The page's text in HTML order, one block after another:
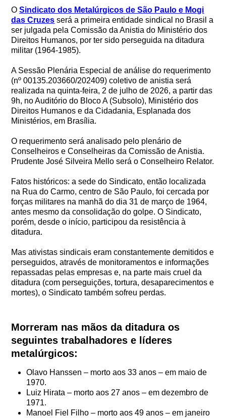
OSindicato dos Metalúrgicos de São Paulo e Mogi
das Cruzes será a primeira entidade sindical no Brasil a
ser julgada pela Comissão da Anistia do Ministério dos
Direitos Humanos, por ter sido perseguida na ditadura
militar (1964-1985).
A Sessão Plenária Especial de análise do requerimento
(nº 00135.203660/202409) coletivo de anistia será
realizada na quinta-feira, 2 de julho de 2026, a partir das
9h, no Auditório do Bloco A (Subsolo), Ministério dos
Direitos Humanos e da Cidadania, Esplanada dos
Ministérios, em Brasília.
O requerimento será analisado pelo plenário de
Conselheiros e Conselheiras da Comissão de Anistia.
Prudente José Silveira Mello será o Conselheiro Relator.
Fatos históricos: a sede do Sindicato, então localizada
na Rua do Carmo, centro de São Paulo, foi cercada por
forças militares na manhã do dia 31 de março de 1964,
antes mesmo da consolidação do golpe. O Sindicato,
porém, desde o início, participou da resistência à
ditadura.
Mas ativistas sindicais eram constantemente demitidos e
perseguidos, através de monitoramentos e informações
repassadas pelas empresas e, na parte mais cruel da
ditadura (com perseguições, tortura, desaparecimentos e
mortes), o Sindicato também sofreu perdas.
Morreram nas mãos da ditadura os
seguintes trabalhadores e líderes
metalúrgicos:
Olavo Hanssen – morto aos 33 anos – em maio de
1970.
Luiz Hirata – morto aos 27 anos – em dezembro de
1971.
Manoel Fiel Filho – morto aos 49 anos – em janeiro